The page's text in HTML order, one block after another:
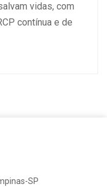
vidas, com
contínua e de
SP